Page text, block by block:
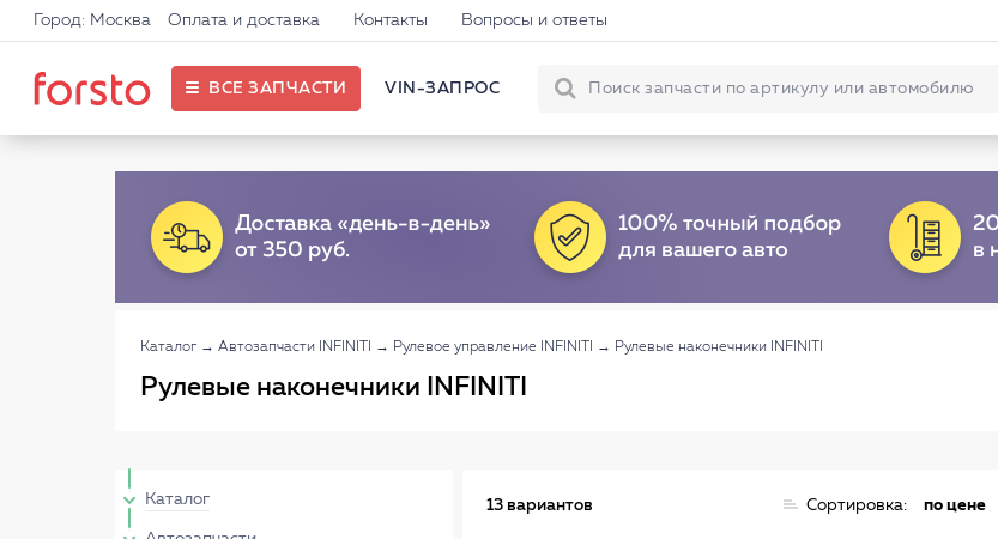
Город: Москва Оплата и доставка Контакты Вопросы и ответы
ВСЕ ЗАПЧАСТИ VIN-ЗАПРОС
Каталог → Автозапчасти INFINITI → Рулевое управление INFINITI → Рулевые наконечники INFINITI
Рулевые наконечники INFINITI
Каталог 13 вариантов Сортировка: по цене